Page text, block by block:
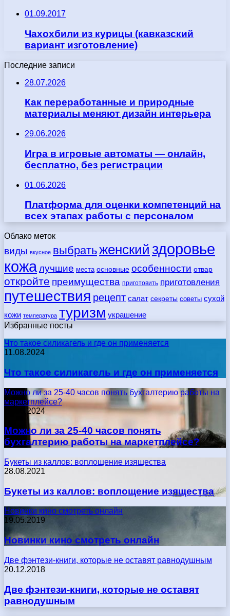
01.09.2017
Чахохбили из курицы (кавказский
вариант изготовление)
Последние записи
28.07.2026
Как переработанные и природные
материалы меняют дизайн интерьера
29.06.2026
Игра в игровые автоматы — онлайн,
бесплатно, без регистрации
01.06.2026
Платформа для оценки компетенций на
всех этапах работы с персоналом
Облако меток
виды вкусное выбратьженский здоровье
кожалучшие места основные особенности отвар
откройте преимущества приготовить приготовления
путешествия рецепт салат секреты советы сухой
кожи температура туризм украшение
Избранные посты
Что такое силикагель и где он применяется
11.08.2024
Что такое силикагель и где он применяется
Можно ли за 25-40 часов понять бухгалтерию работы на
маркетплейсе?
17.05.2024
Можно ли за 25-40 часов понять
бухгалтерию работы на маркетплейсе?
Букеты из каллов: воплощение изящества
28.08.2021
Букеты из каллов: воплощение изящества
Новинки кино смотреть онлайн
19.05.2019
Новинки кино смотреть онлайн
Две фэнтези-книги, которые не оставят равнодушным
20.12.2018
Две фэнтези-книги, которые не оставят
равнодушным